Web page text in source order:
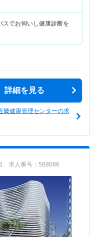
スでお伺いし健康診断を
詳細を見る
畿健康管理センターの求
求人番号：568086